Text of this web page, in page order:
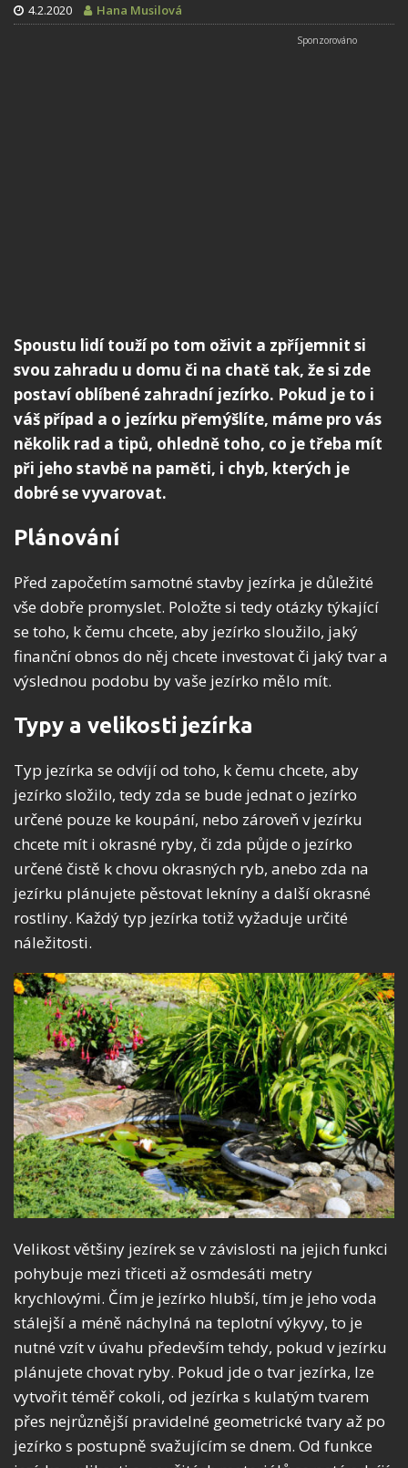
4.2.2020 Hana Musilová
Spoustu lidí touží po tom oživit a zpříjemnit si
svou zahradu u domu či na chatě tak, že si zde
postaví oblíbené zahradní jezírko. Pokud je to i
váš případ a o jezírku přemýšlíte, máme pro vás
několik rad a tipů, ohledně toho, co je třeba mít
při jeho stavbě na paměti, i chyb, kterých je
dobré se vyvarovat.
Plánování
Před započetím samotné stavby jezírka je důležité
vše dobře promyslet. Položte si tedy otázky týkající
se toho, k čemu chcete, aby jezírko sloužilo, jaký
finanční obnos do něj chcete investovat či jaký tvar a
výslednou podobu by vaše jezírko mělo mít.
Typy a velikosti jezírka
Typ jezírka se odvíjí od toho, k čemu chcete, aby
jezírko složilo, tedy zda se bude jednat o jezírko
určené pouze ke koupání, nebo zároveň v jezírku
chcete mít i okrasné ryby, či zda půjde o jezírko
určené čistě k chovu okrasných ryb, anebo zda na
jezírku plánujete pěstovat lekníny a další okrasné
rostliny. Každý typ jezírka totiž vyžaduje určité
náležitosti.
Velikost většiny jezírek se v závislosti na jejich funkci
pohybuje mezi třiceti až osmdesáti metry
krychlovými. Čím je jezírko hlubší, tím je jeho voda
stálejší a méně náchylná na teplotní výkyvy, to je
nutné vzít v úvahu především tehdy, pokud v jezírku
plánujete chovat ryby. Pokud jde o tvar jezírka, lze
vytvořit téměř cokoli, od jezírka s kulatým tvarem
přes nejrůznější pravidelné geometrické tvary až po
jezírko s postupně svažujícím se dnem. Od funkce